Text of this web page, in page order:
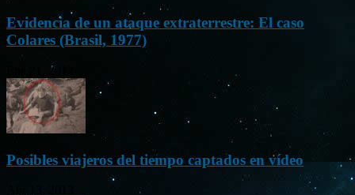
Evidencia de un ataque extraterrestre: El caso
Colares (Brasil, 1977)
Ene 21, 2012
Posibles viajeros del tiempo captados en vídeo